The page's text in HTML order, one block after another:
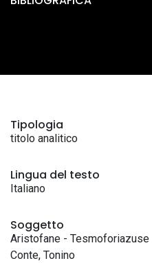
Tipologia
titolo analitico
Lingua del testo
Italiano
Soggetto
Aristofane - Tesmoforiazuse
Conte, Tonino